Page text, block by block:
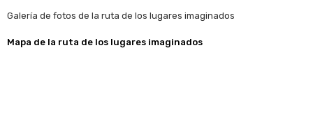
Galería de fotos de la ruta de los lugares imaginados
Mapa de la ruta de los lugares imaginados